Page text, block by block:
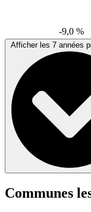
-9,0 %
Afficher les 7 années
Communes